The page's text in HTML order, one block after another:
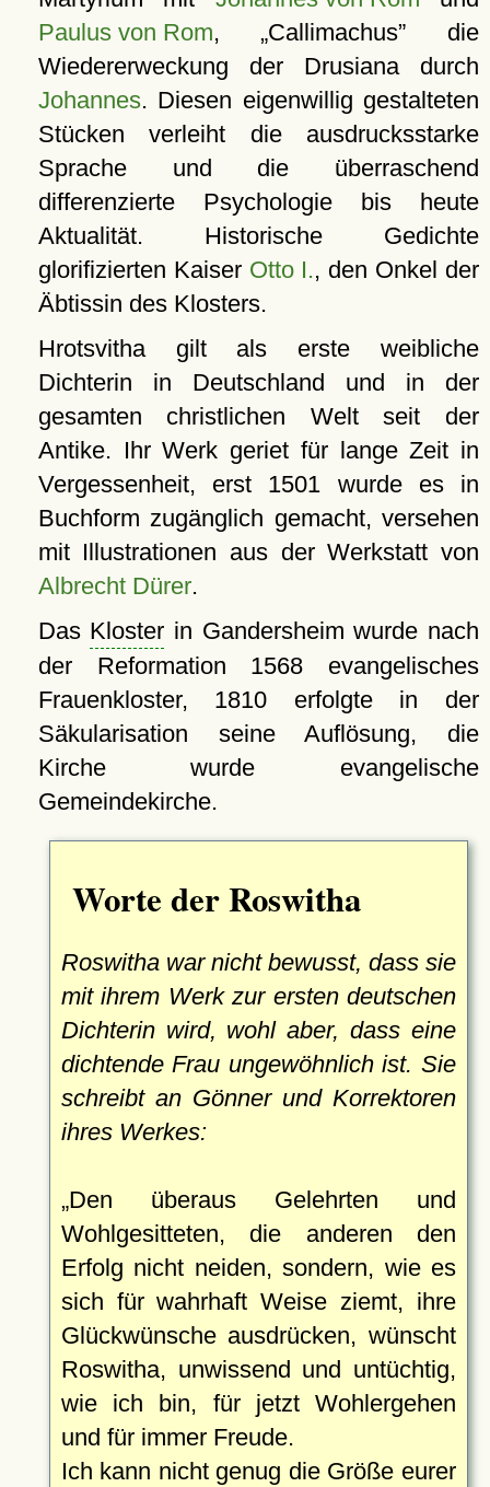
Paulus von Rom, Callimachus
die
Wiedererweckung der Drusiana durch
Johannes. Diesen eigenwillig gestalteten
Stücken verleiht die ausdrucksstarke
Sprache und die überraschend
differenzierte Psychologie bis heute
Aktualität. Historische Gedichte
glorifizierten Kaiser Otto I., den Onkel der
Äbtissin des Klosters.
Hrotsvitha gilt als erste weibliche
Dichterin in Deutschland und in der
gesamten christlichen Welt seit der
Antike. Ihr Werk geriet für lange Zeit in
Vergessenheit, erst 1501 wurde es in
Buchform zugänglich gemacht, versehen
mit Illustrationen aus der Werkstatt von
Albrecht Dürer.
Das Kloster in Gandersheim wurde nach
der Reformation 1568 evangelisches
Frauenkloster, 1810 erfolgte in der
Säkularisation seine Auflösung, die
Kirche wurde evangelische
Gemeindekirche.
Worte der Roswitha
Roswitha war nicht bewusst, dass sie
mit ihrem Werk zur ersten deutschen
Dichterin wird, wohl aber, dass eine
dichtende Frau ungewöhnlich ist. Sie
schreibt an Gönner und Korrektoren
ihres Werkes:
Den überaus Gelehrten und
Wohlgesitteten, die anderen den
Erfolg nicht neiden, sondern, wie es
sich für wahrhaft Weise ziemt, ihre
Glückwünsche ausdrücken, wünscht
Roswitha, unwissend und untüchtig,
wie ich bin, für jetzt Wohlergehen
und für immer Freude.
Ich kann nicht genug die Größe eurer